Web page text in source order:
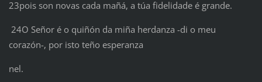
23pois son novas cada mañá, a túa fidelidade é grande.
24O Señor é o quiñón da miña herdanza -di o meu
corazón-, por isto teño esperanza
nel.